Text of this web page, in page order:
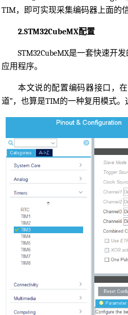
TIM，即可实现采集编码器上面的
2.STM32CubeMX配置
STM32CubeMX是一套快速开
应用程序。
本文说的配置编码器接口，在
道”，也算是TIM的一种复用模式。